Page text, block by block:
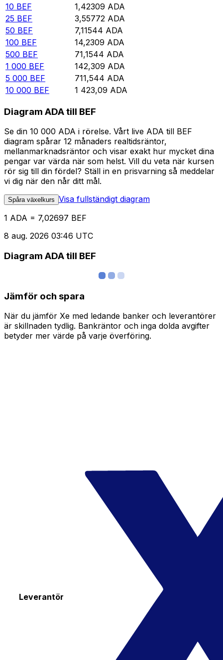
10 BEF 1,42309 ADA
25 BEF 3,55772 ADA
50 BEF 7,11544 ADA
100 BEF 14,2309 ADA
500 BEF 71,1544 ADA
1 000 BEF 142,309 ADA
5 000 BEF 711,544 ADA
10 000 BEF 1 423,09 ADA
Diagram ADA till BEF
Se din 10 000 ADA i rörelse. Vårt live ADA till BEF
diagram spårar 12 månaders realtidsräntor,
mellanmarknadsräntor och visar exakt hur mycket dina
pengar var värda när som helst. Vill du veta när kursen
rör sig till din fördel? Ställ in en prisvarning så meddelar
vi dig när den når ditt mål.
Spåra växelkurs Visa fullständigt diagram
1 ADA = 7,02697 BEF
8 aug. 2026 03:46 UTC
Diagram ADA till BEF
Jämför och spara
När du jämför Xe med ledande banker och leverantörer
är skillnaden tydlig. Bankräntor och inga dolda avgifter
betyder mer värde på varje överföring.
Leverantör